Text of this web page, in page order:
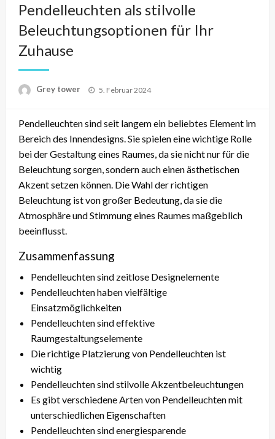
Pendelleuchten als stilvolle
Beleuchtungsoptionen für Ihr
Zuhause
Grey tower
Posted
5. Februar 2024
Pendelleuchten sind seit langem ein beliebtes Element im
Bereich des Innendesigns. Sie spielen eine wichtige Rolle
bei der Gestaltung eines Raumes, da sie nicht nur für die
Beleuchtung sorgen, sondern auch einen ästhetischen
Akzent setzen können. Die Wahl der richtigen
Beleuchtung ist von großer Bedeutung, da sie die
Atmosphäre und Stimmung eines Raumes maßgeblich
beeinflusst.
Zusammenfassung
Pendelleuchten sind zeitlose Designelemente
Pendelleuchten haben vielfältige
Einsatzmöglichkeiten
Pendelleuchten sind effektive
Raumgestaltungselemente
Die richtige Platzierung von Pendelleuchten ist
wichtig
Pendelleuchten sind stilvolle Akzentbeleuchtungen
Es gibt verschiedene Arten von Pendelleuchten mit
unterschiedlichen Eigenschaften
Pendelleuchten sind energiesparende